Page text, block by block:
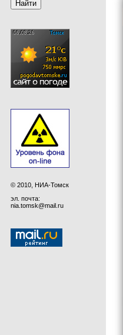
© 2010, НИА-Томск
эл. почта:
nia.tomsk@mail.ru